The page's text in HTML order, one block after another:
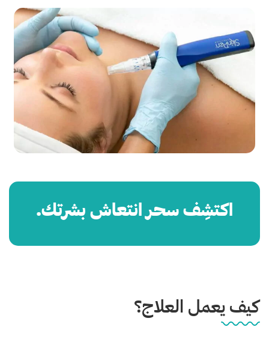
اكتشِف سحر انتعاش بشرتك.
كيف يعمل العلاج؟